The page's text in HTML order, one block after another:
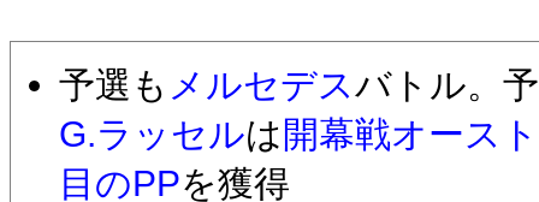
予選も メルセデスバトル。
G.ラッセルは 開幕戦オース
目のPPを獲得